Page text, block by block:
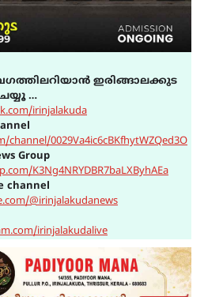
ഇരിങ്ങാലക്കുട
…
irinjalakuda
0029Va4ic6cBKfhytWZQed3O
Group
K3Ng4NRYDBR7baLXByhAEa
channel
@irinjalakudanews
irinjalakudalive